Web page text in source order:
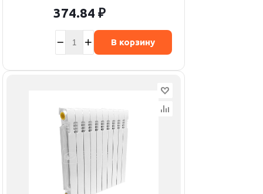
374.84 ₽
В корзину